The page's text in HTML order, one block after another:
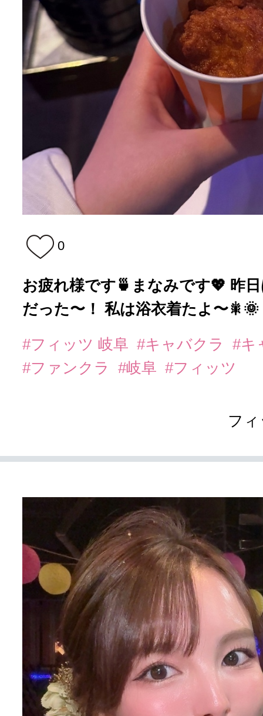
0
お疲れ様です🍵まなみです💖 昨
だった〜！ 私は浴衣着たよ〜🎇🌞
#フィッツ 岐阜 #キャバクラ
#キ
#ファンクラ
#岐阜 #フィッツ
フ